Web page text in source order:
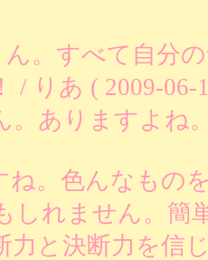
。すべて自分
/ りあ ( 2009-06-
。ありますよね
ね。色んなもの
しれません。簡
力と決断力を信